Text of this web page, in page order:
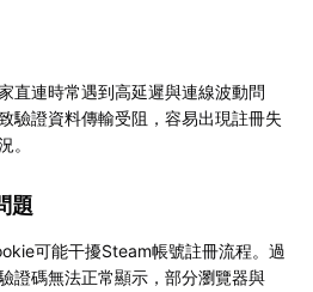
直連時常遇到高延遲與連線波動問
驗證資料傳輸受阻，容易出現註冊失
。
題
可能干擾Steam帳號註冊流程。過
證碼無法正常顯示，部分瀏覽器與